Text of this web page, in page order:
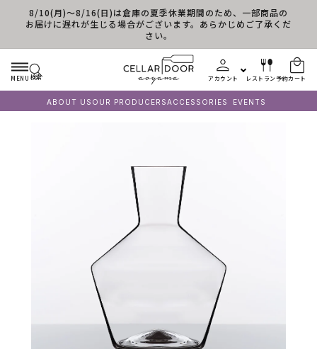
コンテンツに進む
8/10(月)～8/16(日)は倉庫の夏季休業期間のため、一部商品の
お届けに遅れが生じる場合がございます。あらかじめご了承くだ
さい。
MENU 検索 アカウント レストラン予約カート
ABOUT US OUR PRODUCERSACCESSORIES EVENTS